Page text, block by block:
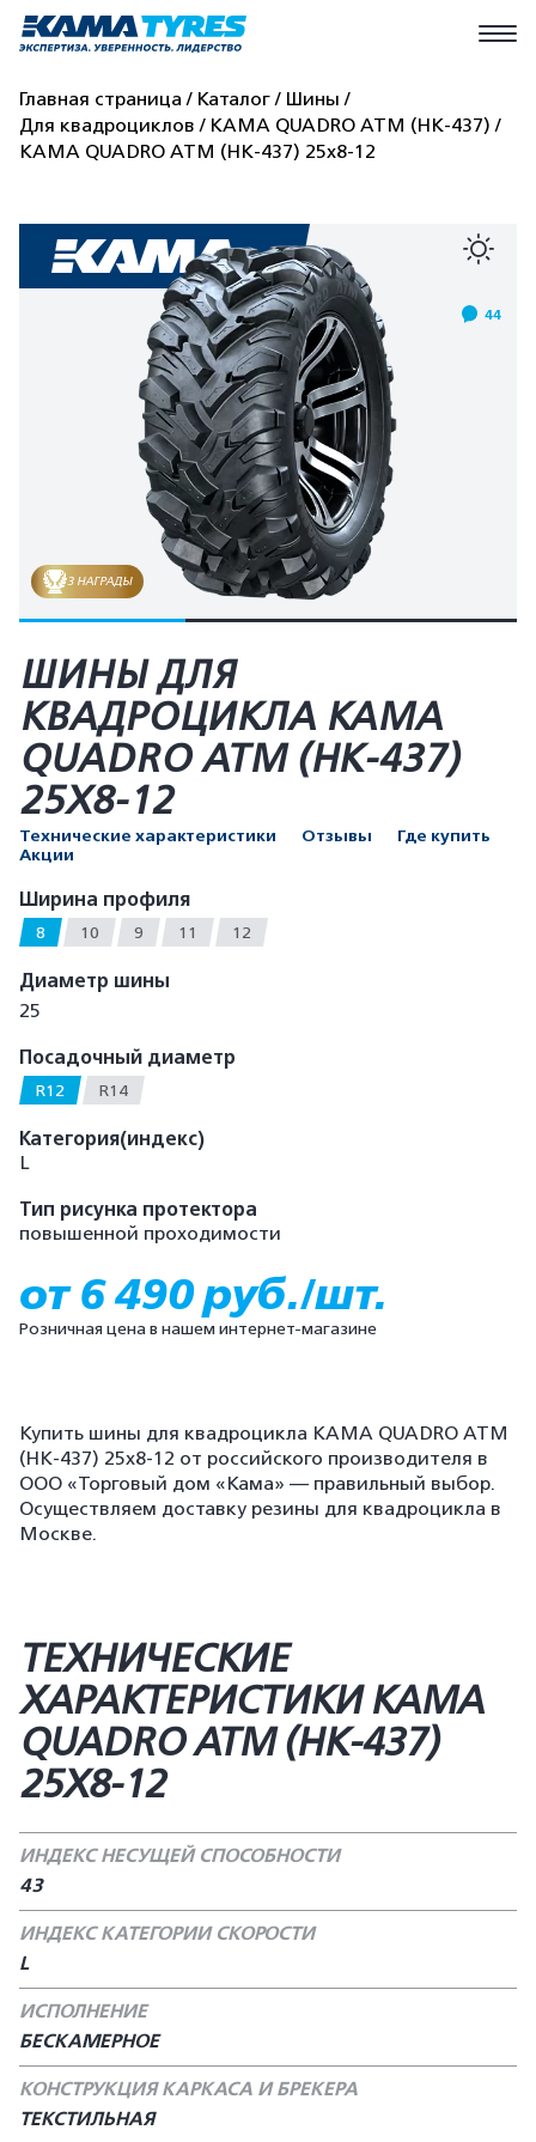
Главная страница Каталог
Шины
Для квадроциклов
КАМА QUADRO ATM (HK-437)
КАМА QUADRO ATM (HK-437) 25x8-12
44
3 НАГРАДЫ
ШИНЫ ДЛЯ
КВАДРОЦИКЛА КАМА
QUADRO ATM (HK-437)
25X8-12
Технические характеристики Отзывы
Где купить
Акции
Ширина профиля
8 10 9 11 12
Диаметр шины
25
Посадочный диаметр
R12 R14
Категория(индекс)
L
Тип рисунка протектора
повышенной проходимости
от 6 490 руб./шт.
Розничная цена в нашем интернет-магазине
Купить шины для квадроцикла КАМА QUADRO ATM
(HK-437) 25x8-12 от российского производителя в
ООО «Торговый дом «Кама» — правильный выбор.
Осуществляем доставку резины для квадроцикла в
Москве.
ТЕХНИЧЕСКИЕ
ХАРАКТЕРИСТИКИ КАМА
QUADRO ATM (HK-437)
25X8-12
ИНДЕКС НЕСУЩЕЙ СПОСОБНОСТИ
43
ИНДЕКС КАТЕГОРИИ СКОРОСТИ
L
ИСПОЛНЕНИЕ
БЕСКАМЕРНОЕ
КОНСТРУКЦИЯ КАРКАСА И БРЕКЕРА
ТЕКСТИЛЬНАЯ